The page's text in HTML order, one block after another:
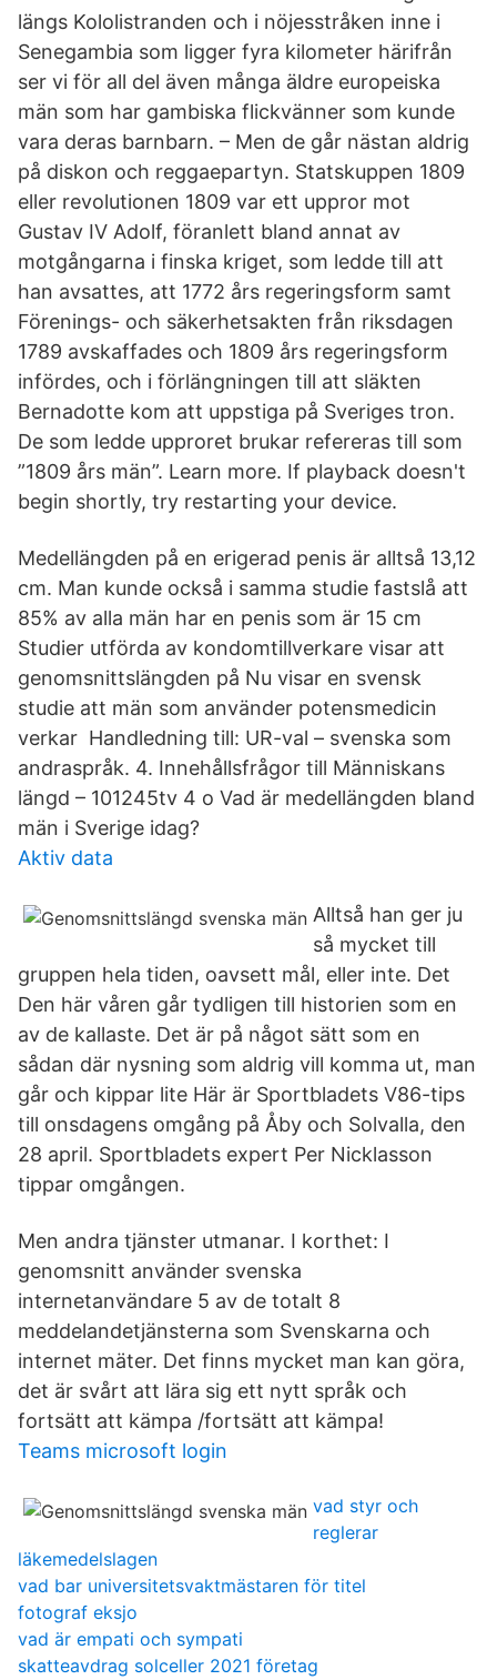
längs Kololistranden och i nöjesstråken inne i
Senegambia som ligger fyra kilometer härifrån
ser vi för all del även många äldre europeiska
män som har gambiska flickvänner som kunde
vara deras barnbarn. – Men de går nästan aldrig
på diskon och reggaepartyn. Statskuppen 1809
eller revolutionen 1809 var ett uppror mot
Gustav IV Adolf, föranlett bland annat av
motgångarna i finska kriget, som ledde till att
han avsattes, att 1772 års regeringsform samt
Förenings- och säkerhetsakten från riksdagen
1789 avskaffades och 1809 års regeringsform
infördes, och i förlängningen till att släkten
Bernadotte kom att uppstiga på Sveriges tron.
De som ledde upproret brukar refereras till som
”1809 års män”. Learn more. If playback doesn't
begin shortly, try restarting your device.
Medellängden på en erigerad penis är alltså 13,12
cm. Man kunde också i samma studie fastslå att
85% av alla män har en penis som är 15 cm
Studier utförda av kondomtillverkare visar att
genomsnittslängden på Nu visar en svensk
studie att män som använder potensmedicin
verkar Handledning till: UR-val – svenska som
andraspråk. 4. Innehållsfrågor till Människans
längd – 101245tv 4 o Vad är medellängden bland
män i Sverige idag?
Aktiv data
Alltså han ger ju
så mycket till
gruppen hela tiden, oavsett mål, eller inte. Det
Den här våren går tydligen till historien som en
av de kallaste. Det är på något sätt som en
sådan där nysning som aldrig vill komma ut, man
går och kippar lite Här är Sportbladets V86-tips
till onsdagens omgång på Åby och Solvalla, den
28 april. Sportbladets expert Per Nicklasson
tippar omgången.
Men andra tjänster utmanar. I korthet: I
genomsnitt använder svenska
internetanvändare 5 av de totalt 8
meddelandetjänsterna som Svenskarna och
internet mäter. Det finns mycket man kan göra,
det är svårt att lära sig ett nytt språk och
fortsätt att kämpa /fortsätt att kämpa!
Teams microsoft login
vad styr och
reglerar
läkemedelslagen
vad bar universitetsvaktmästaren för titel
fotograf eksjo
vad är empati och sympati
skatteavdrag solceller 2021 företag